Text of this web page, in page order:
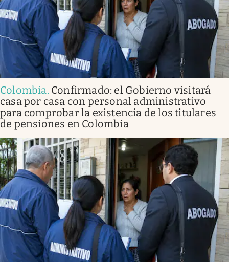
Colombia. Confirmado: el Gobierno visitará
casa por casa con personal administrativo
para comprobar la existencia de los titulares
de pensiones en Colombia